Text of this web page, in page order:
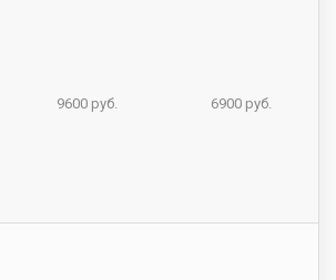
9600 руб. 6900 руб.